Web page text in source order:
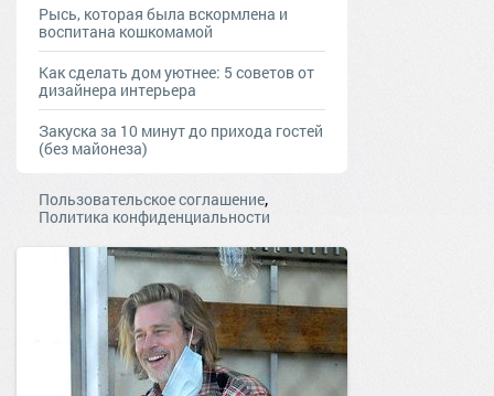
Рысь, которая была вскормлена и
воспитана кошкомамой
Как сделать дом уютнее: 5 советов от
дизайнера интерьера
Закуска за 10 минут до прихода гостей
(без майонеза)
Пользовательское соглашение,
Политика конфиденциальности